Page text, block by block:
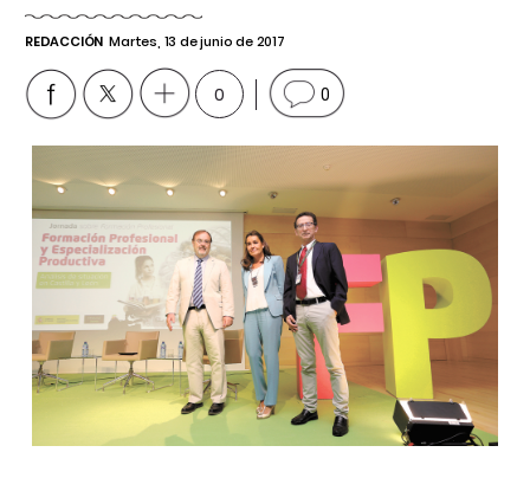
REDACCIÓN Martes, 13 de junio de 2017
0 0